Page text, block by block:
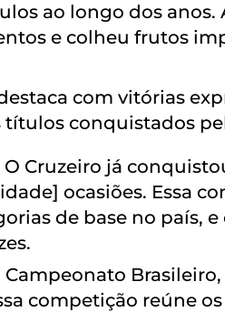
ao longo dos anos.
e colheu frutos
com vitórias
títulos conquistados
O Cruzeiro já
ocasiões. Essa
de base no país,
competição reúne